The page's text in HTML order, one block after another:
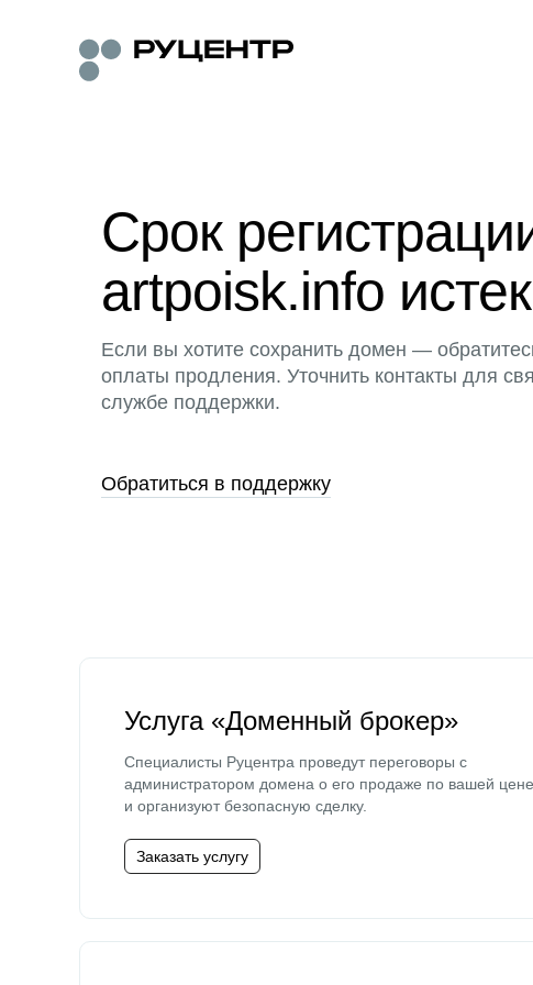
Срок
artpoisk.info истек
Если вы хотите сохранить домен —
оплаты продления. Уточнить контакты для
службе поддержки.
Обратиться в поддержку
Услуга «Доменный брокер»
Специалисты Руцентра проведут переговоры с
администратором домена о его продаже по вашей цене
и организуют безопасную сделку.
Заказать услугу